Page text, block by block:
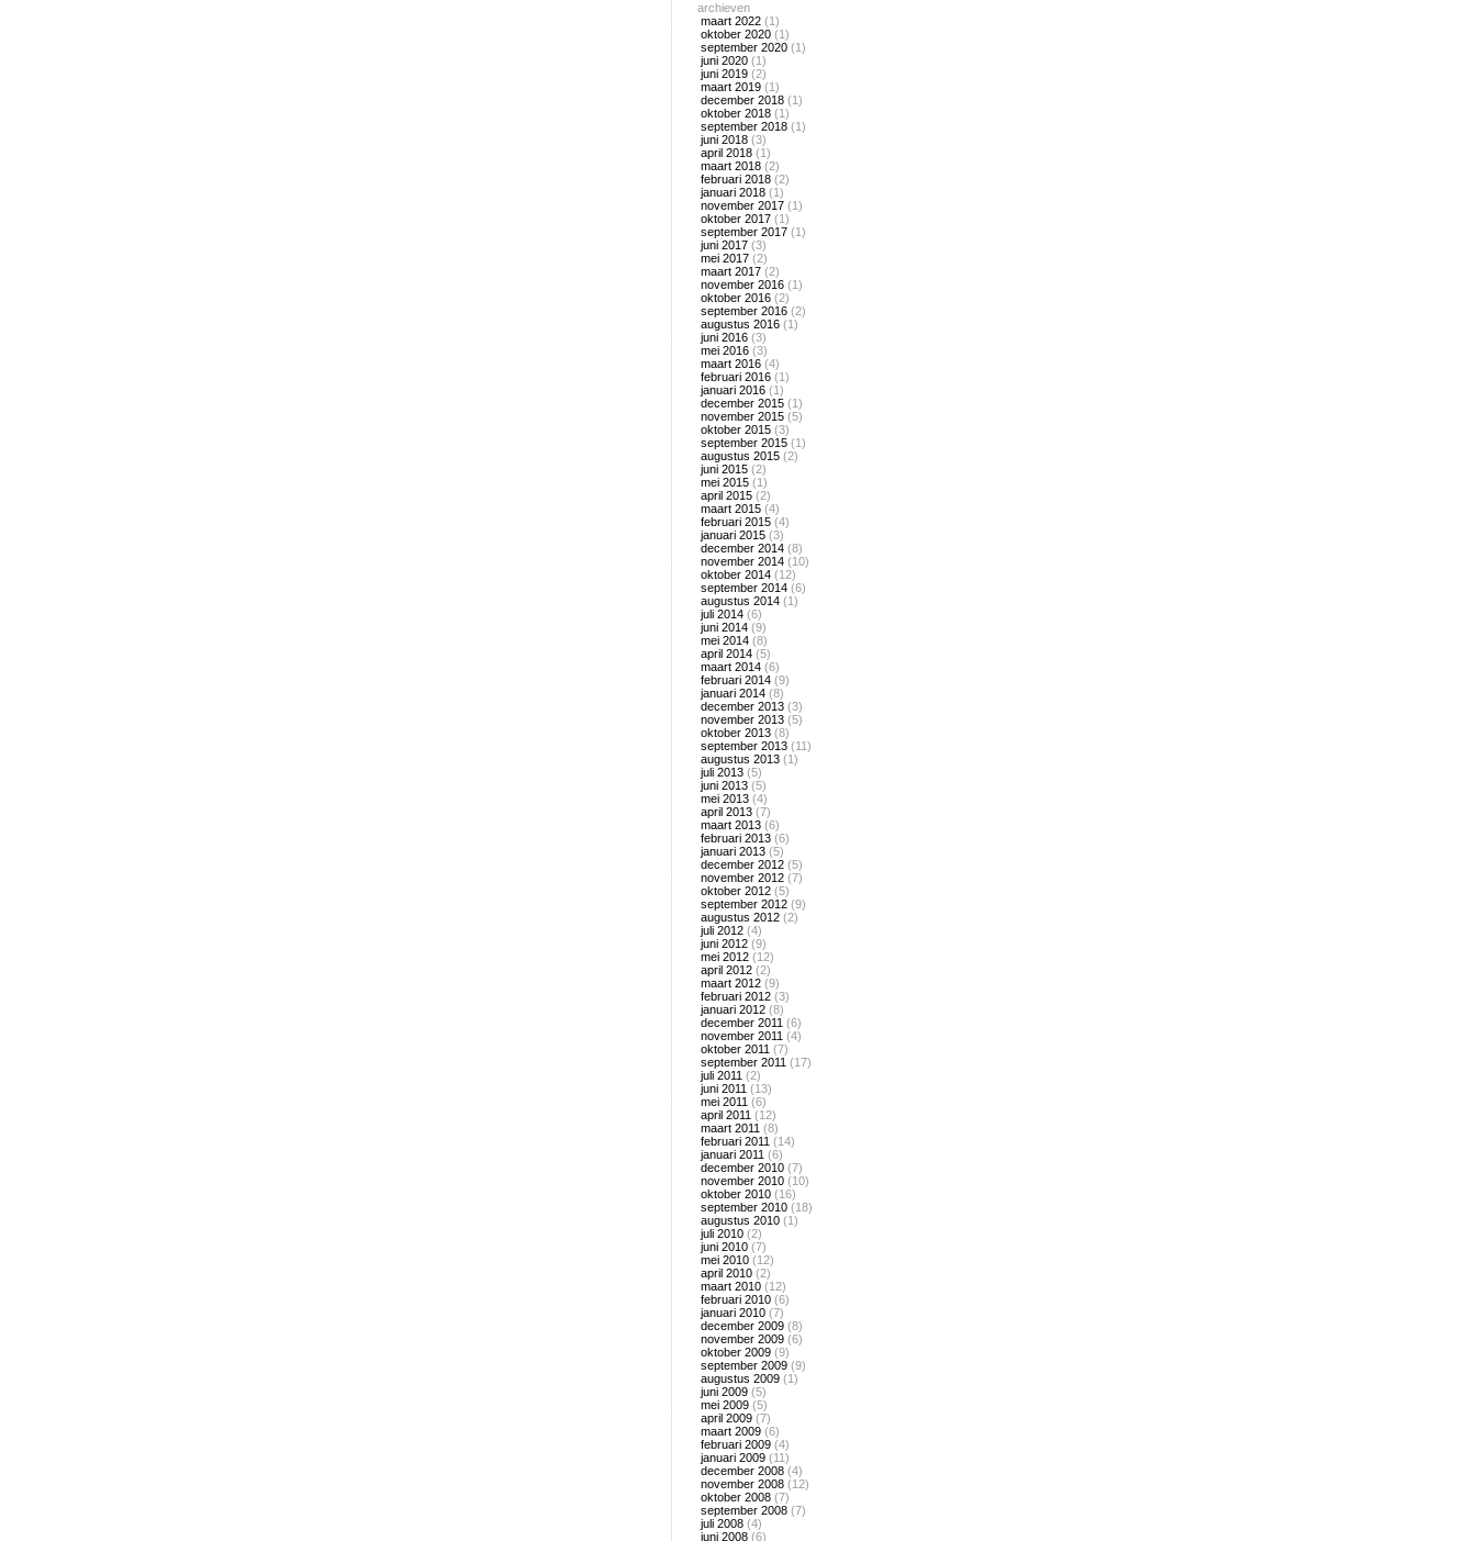
archieven
maart 2022 (1)
oktober 2020 (1)
september 2020 (1)
juni 2020 (1)
juni 2019 (2)
maart 2019 (1)
december 2018 (1)
oktober 2018 (1)
september 2018 (1)
juni 2018 (3)
april 2018 (1)
maart 2018 (2)
februari 2018 (2)
januari 2018 (1)
november 2017 (1)
oktober 2017 (1)
september 2017 (1)
juni 2017 (3)
mei 2017 (2)
maart 2017 (2)
november 2016 (1)
oktober 2016 (2)
september 2016 (2)
augustus 2016 (1)
juni 2016 (3)
mei 2016 (3)
maart 2016 (4)
februari 2016 (1)
januari 2016 (1)
december 2015 (1)
november 2015 (5)
oktober 2015 (3)
september 2015 (1)
augustus 2015 (2)
juni 2015 (2)
mei 2015 (1)
april 2015 (2)
maart 2015 (4)
februari 2015 (4)
januari 2015 (3)
december 2014 (8)
november 2014 (10)
oktober 2014 (12)
september 2014 (6)
augustus 2014 (1)
juli 2014 (6)
juni 2014 (9)
mei 2014 (8)
april 2014 (5)
maart 2014 (6)
februari 2014 (9)
januari 2014 (8)
december 2013 (3)
november 2013 (5)
oktober 2013 (8)
september 2013 (11)
augustus 2013 (1)
juli 2013 (5)
juni 2013 (5)
mei 2013 (4)
april 2013 (7)
maart 2013 (6)
februari 2013 (6)
januari 2013 (5)
december 2012 (5)
november 2012 (7)
oktober 2012 (5)
september 2012 (9)
augustus 2012 (2)
juli 2012 (4)
juni 2012 (9)
mei 2012 (12)
april 2012 (2)
maart 2012 (9)
februari 2012 (3)
januari 2012 (8)
december 2011 (6)
november 2011 (4)
oktober 2011 (7)
september 2011 (17)
juli 2011 (2)
juni 2011 (13)
mei 2011 (6)
april 2011 (12)
maart 2011 (8)
februari 2011 (14)
januari 2011 (6)
december 2010 (7)
november 2010 (10)
oktober 2010 (16)
september 2010 (18)
augustus 2010 (1)
juli 2010 (2)
juni 2010 (7)
mei 2010 (12)
april 2010 (2)
maart 2010 (12)
februari 2010 (6)
januari 2010 (7)
december 2009 (8)
november 2009 (6)
oktober 2009 (9)
september 2009 (9)
augustus 2009 (1)
juni 2009 (5)
mei 2009 (5)
april 2009 (7)
maart 2009 (6)
februari 2009 (4)
januari 2009 (11)
december 2008 (4)
november 2008 (12)
oktober 2008 (7)
september 2008 (7)
juli 2008 (4)
juni 2008 (6)